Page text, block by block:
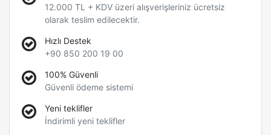
12.000 TL + KDV üzeri alışverişleriniz ücretsiz
olarak teslim edilecektir.
Hızlı Destek
+90 850 200 19 00
100% Güvenli
Güvenli ödeme sistemi
Yeni teklifler
İndirimli yeni teklifler